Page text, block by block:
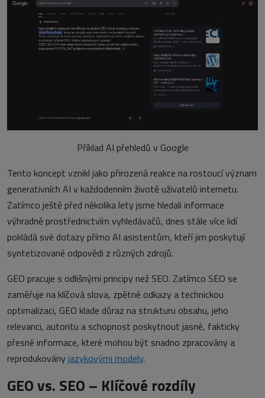
Příklad AI přehledů v Google
Tento koncept vznikl jako přirozená reakce na rostoucí význam
generativních AI v každodenním životě uživatelů internetu.
Zatímco ještě před několika lety jsme hledali informace
výhradně prostřednictvím vyhledávačů, dnes stále více lidí
pokládá své dotazy přímo AI asistentům, kteří jim poskytují
syntetizované odpovědi z různých zdrojů.
GEO pracuje s odlišnými principy než SEO. Zatímco SEO se
zaměřuje na klíčová slova, zpětné odkazy a technickou
optimalizaci, GEO klade důraz na strukturu obsahu, jeho
relevanci, autoritu a schopnost poskytnout jasné, fakticky
přesné informace, které mohou být snadno zpracovány a
reprodukovány jazykovými modely.
GEO vs. SEO – Klíčové rozdíly